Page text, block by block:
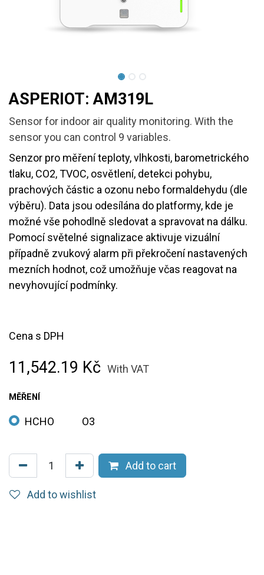
ASPERIOT: AM319L
Sensor for indoor air quality monitoring. With the
sensor you can control 9 variables.
Senzor pro měření teploty, vlhkosti, barometrického
tlaku, CO2, TVOC, osvětlení, detekci pohybu,
prachových částic a ozonu nebo formaldehydu (dle
výběru). Data jsou odesílána do platformy, kde je
možné vše pohodlně sledovat a spravovat na dálku.
Pomocí světelné signalizace aktivuje vizuální
případně zvukový alarm při překročení nastavených
mezních hodnot, což umožňuje včas reagovat na
nevyhovující podmínky.
Cena s DPH
11,542.19 Kč With VAT
MĚŘENÍ
HCHO O3
Add to cart
Add to wishlist